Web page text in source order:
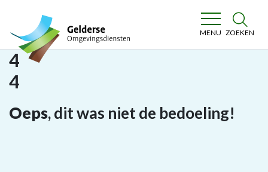
Gelderse Omgevingsdiensten
MENU ZOEKEN
4
4
Oeps, dit was niet de bedoeling!